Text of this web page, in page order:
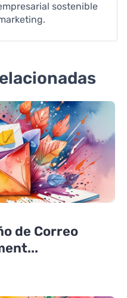
sostenible
de Correo